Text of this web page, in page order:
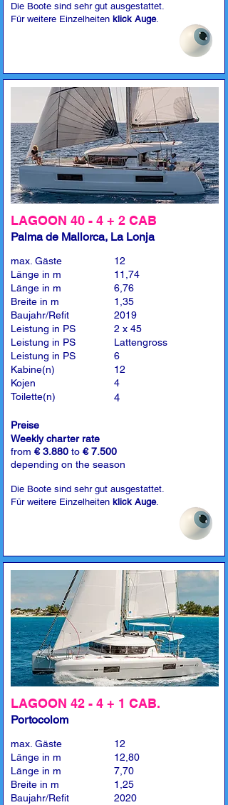
Die Boote sind sehr gut ausgestattet.
Für weitere Einzelheiten klick Auge.
LAGOON 40 - 4 + 2 CAB
Palma de Mallorca, La Lonja
max. Gäste
Länge in m
Länge in m
Breite in m
Baujahr/Refit
Leistung in PS
Leistung in PS
Leistung in PS
Kabine(n)
Kojen
Toilette(n)
12
11,74
6,76
1,35
2019
2 x 45
Lattengross
6
12
4
4
Preise
Weekly charter rate
from € 3.880 to € 7.500
depending on the season
Die Boote sind sehr gut ausgestattet.
Für weitere Einzelheiten klick Auge.
LAGOON 42 - 4 + 1 CAB.
Portocolom
max. Gäste
Länge in m
Länge in m
Breite in m
Baujahr/Refit
12
12,80
7,70
1,25
2020